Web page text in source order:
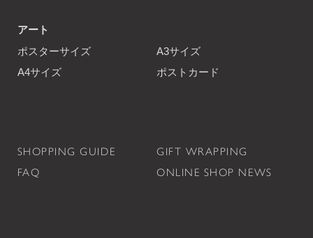
アート
ポスターサイズ
A3サイズ
A4サイズ
ポストカード
SHOPPING GUIDE
GIFT WRAPPING
FAQ
ONLINE SHOP NEWS